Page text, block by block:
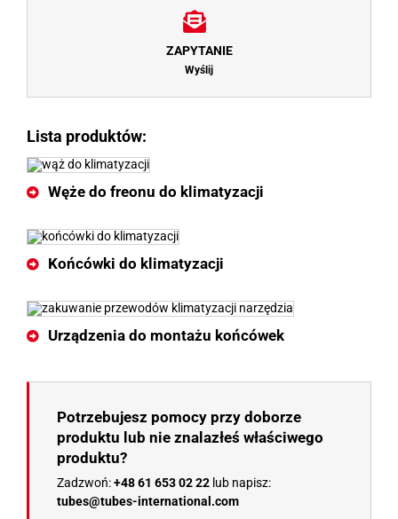
ZAPYTANIE
Wyślij
Lista produktów:
Węże do freonu do klimatyzacji
Końcówki do klimatyzacji
Urządzenia do montażu końcówek
Potrzebujesz pomocy przy doborze
produktu lub nie znalazłeś właściwego
produktu?
Zadzwoń:+48 61 653 02 22lub napisz:
tubes@tubes-international.com